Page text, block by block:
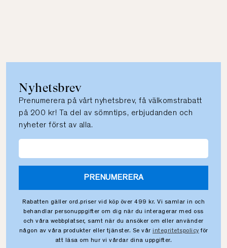
Nyhetsbrev
Prenumerera på vårt nyhetsbrev, få välkomstrabatt
på 200 kr! Ta del av sömntips, erbjudanden och
nyheter först av alla.
PRENUMERERA
Rabatten gäller ord.priser vid köp över 499 kr. Vi samlar in och
behandlar personuppgifter om dig när du interagerar med oss
och våra webbplatser, samt när du ansöker om eller använder
någon av våra produkter eller tjänster. Se vår integritetspolicy för
att läsa om hur vi vårdar dina uppgifter.